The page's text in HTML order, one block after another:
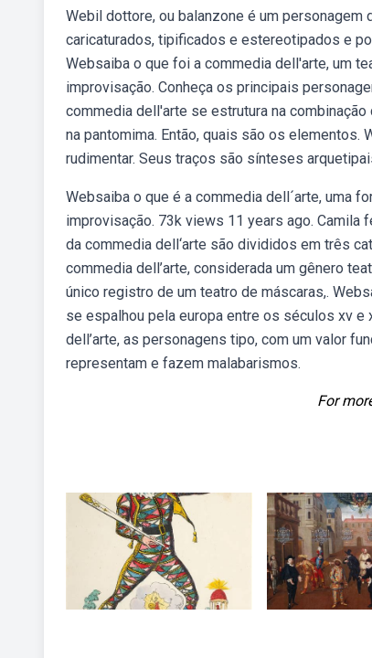
Webil dottore, ou balanzone é um personagem
caricaturados, tipificados e estereotipados e
Websaiba o que foi a commedia dell'arte, um
improvisação. Conheça os principais
commedia dell'arte se estrutura na
na pantomima. Então, quais são os
rudimentar. Seus traços são sínteses
Websaiba o que é a commedia dell´arte, uma
improvisação. 73k views 11 years ago. Camila
da commedia dell‘arte são divididos em três
commedia dell’arte, considerada um gênero
único registro de um teatro de máscaras,.
se espalhou pela europa entre os séculos xv e
dell’arte, as personagens tipo, com um valor
representam e fazem malabarismos.
For